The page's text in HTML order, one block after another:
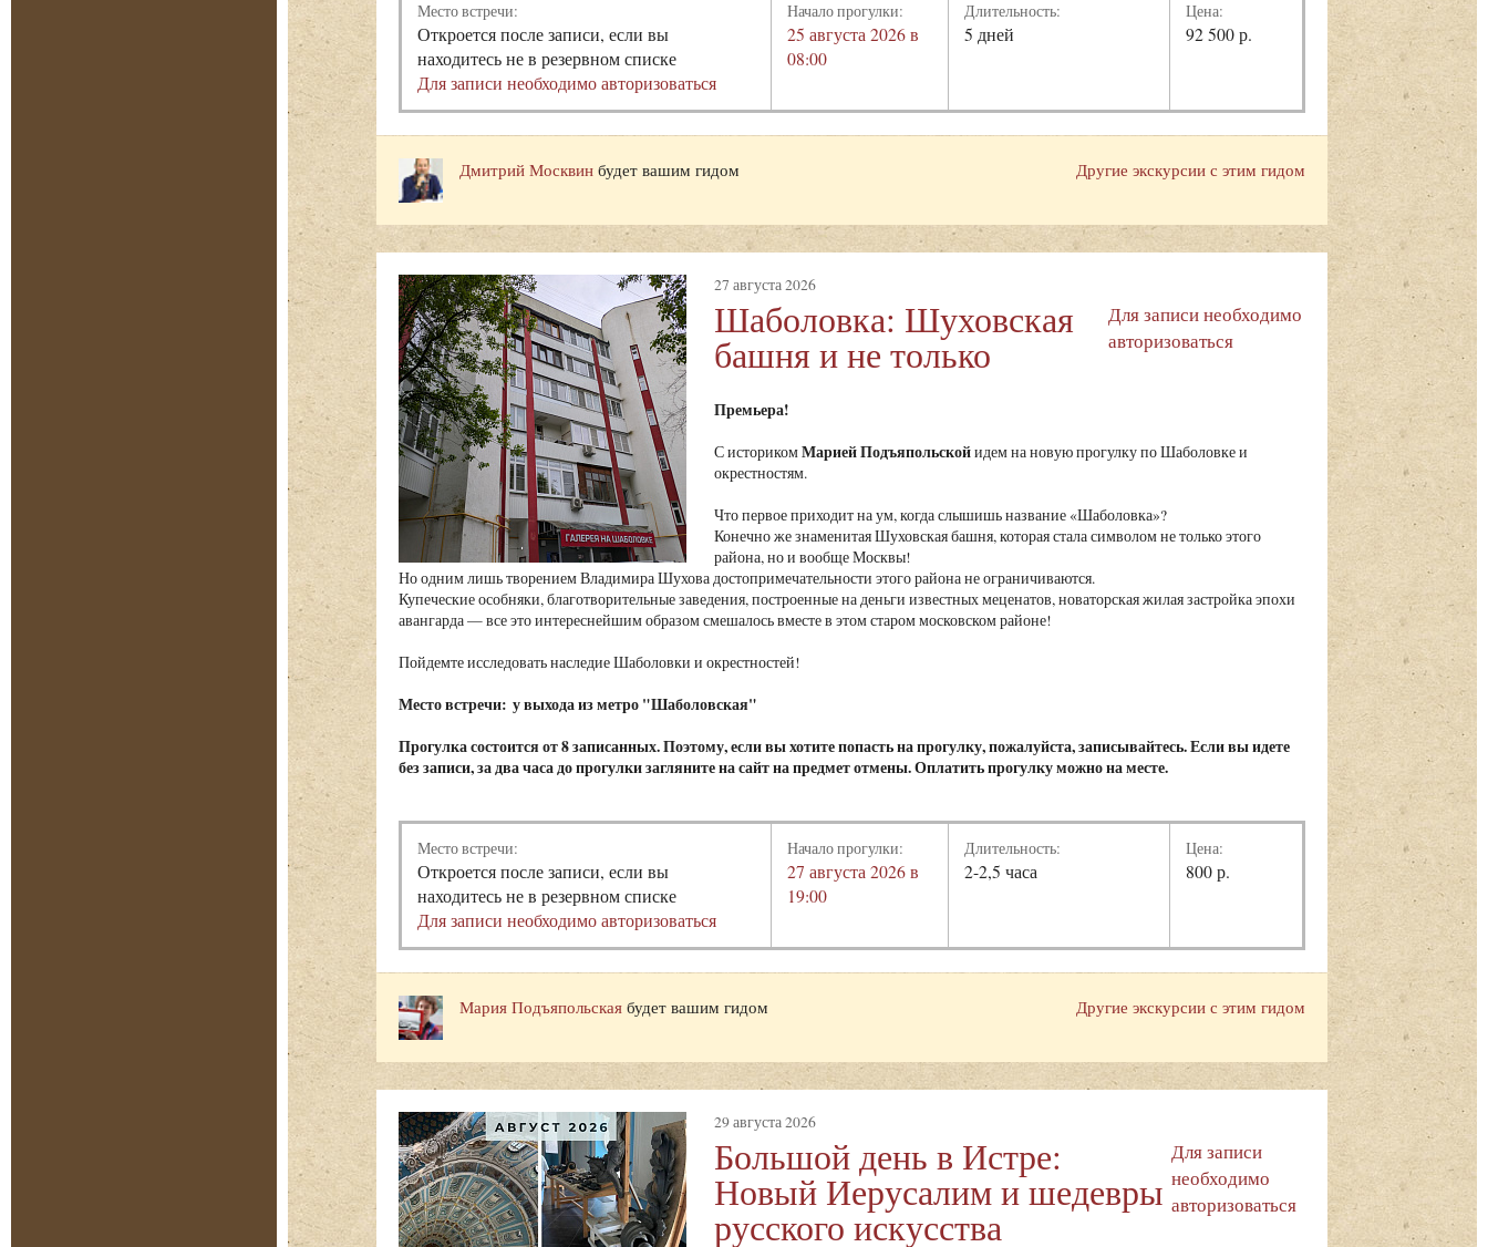
Место встречи:
Откроется после записи, если вы
находитесь не в резервном списке
Для записи необходимо авторизоваться
Начало прогулки:
25 августа 2026 в
08:00
Длительность:
5 дней
Цена:
92 500 р.
Другие экскурсии с этим гидом
Дмитрий Москвин будет вашим гидом
27 августа 2026
Шаболовка: Шуховская
башня и не только
Для записи необходимо
авторизоваться
Премьера!
С историкомМарией Подъяпольскойидем на новую прогулку по Шаболовке и
окрестностям.
Что первое приходит на ум, когда слышишь название «Шаболовка»?
Конечно же знаменитая Шуховская башня, которая стала символом не только этого
района, но и вообще Москвы!
Но одним лишь творением Владимира Шухова достопримечательности этого района не ограничиваются.
Купеческие особняки, благотворительные заведения, построенные на деньги известных меценатов, новаторская жилая застройка эпохи
авангарда — все это интереснейшим образом смешалось вместе в этом старом московском районе!
Пойдемте исследовать наследие Шаболовки и окрестностей!
Место встречи: у выхода из метро "Шаболовская"
Прогулка состоится от 8 записанных. Поэтому, если вы хотите попасть на прогулку, пожалуйста, записывайтесь. Если вы идете
без записи, за два часа до прогулки загляните на сайт на предмет отмены. Оплатить прогулку можно на месте.
Место встречи:
Откроется после записи, если вы
находитесь не в резервном списке
Для записи необходимо авторизоваться
Начало прогулки:
27 августа 2026 в
19:00
Длительность:
2-2,5 часа
Цена:
800 р.
Другие экскурсии с этим гидом
Мария Подъяпольская будет вашим гидом
29 августа 2026
Большой день в Истре:
Новый Иерусалим и шедевры
русского искусства
Для записи
необходимо
авторизоваться